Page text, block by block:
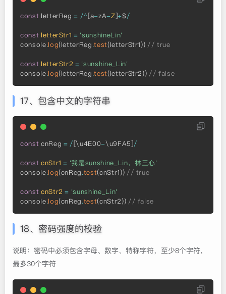
const letterReg = /^[a-zA-Z]+$/
const letterStr1 = 'sunshineLin'
console.log(letterReg.test(letterStr1)) // true
const letterStr2 = 'sunshine_Lin'
console.log(letterReg.test(letterStr2)) // false
17、包含中文的字符串
const cnReg = /[\u4E00-\u9FA5]/
const cnStr1 = '我是sunshine_Lin，林三心'
console.log(cnReg.test(cnStr1)) // true
const cnStr2 = 'sunshine_Lin'
console.log(cnReg.test(cnStr2)) // false
18、密码强度的校验
说明：密码中必须包含字母、数字、特称字符，至少8个字符，
最多30个字符